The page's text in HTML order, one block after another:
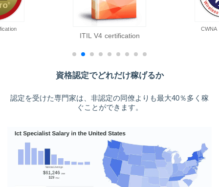
ITIL V4 certification
CWNA
資格認定でどれだけ稼げるか
認定を受けた専門家は、非認定の同僚よりも最大40％多く稼
ぐことができます。